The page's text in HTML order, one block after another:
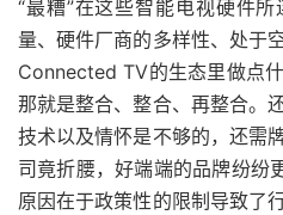
“最糟”在这些智能电视硬件
量、硬件厂商的多样性、处于
Connected TV的生态里做点
那就是整合、整合、再整合。
技术以及情怀是不够的，还需
司竟折腰，好端端的品牌纷纷
原因在于政策性的限制导致了